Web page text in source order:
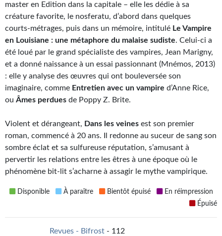
Pulps
Wotan
Étoiles vives
Yellow Submarine
NUMÉRIQUE
Romans et recueils
Une Heure-Lumière
Nouvelles
master en Edition dans la capitale – elle les dédie à sa
créature favorite, le nosferatu, d’abord dans quelques
courts-métrages, puis dans un mémoire, intitulé Le Vampire
en Louisiane : une métaphore du malaise sudiste. Celui-ci a
été loué par le grand spécialiste des vampires, Jean Marigny,
et a donné naissance à un essai passionnant (Mnémos, 2013)
: elle y analyse des œuvres qui ont bouleversée son
imaginaire, comme Entretien avec un vampire d’Anne Rice,
ou Âmes perdues de Poppy Z. Brite.
Violent et dérangeant, Dans les veines est son premier
roman, commencé à 20 ans. Il redonne au suceur de sang son
sombre éclat et sa sulfureuse réputation, s’amusant à
pervertir les relations entre les êtres à une époque où le
phénomène bit-lit s’acharne à assagir le mythe vampirique.
Disponible À paraître Bientôt épuisé
En réimpression
Épuisé
Revues - Bifrost - 112